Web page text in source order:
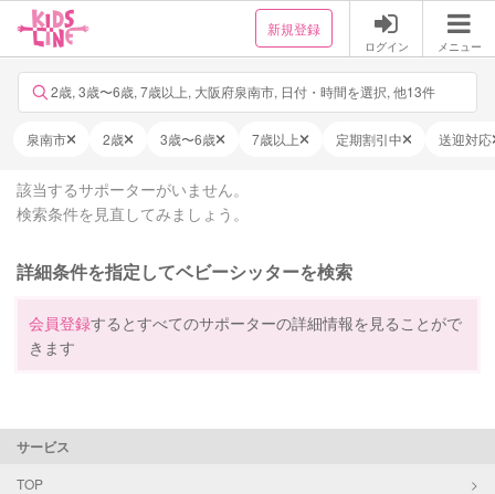
新規登録
ログイン メニュー
2歳, 3歳〜6歳, 7歳以上, 大阪府泉南市, 日付・時間を選択, 他13件
泉南市 2歳 3歳〜6歳 7歳以上 定期割引中 送迎対応
該当するサポーターがいません。
検索条件を見直してみましょう。
詳細条件を指定してベビーシッターを検索
会員登録するとすべてのサポーターの詳細情報を見ることがで
きます
サービス
TOP